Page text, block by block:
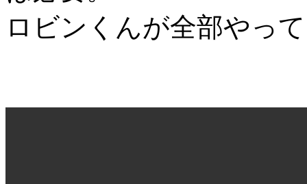
ロビンくんが全部やっ